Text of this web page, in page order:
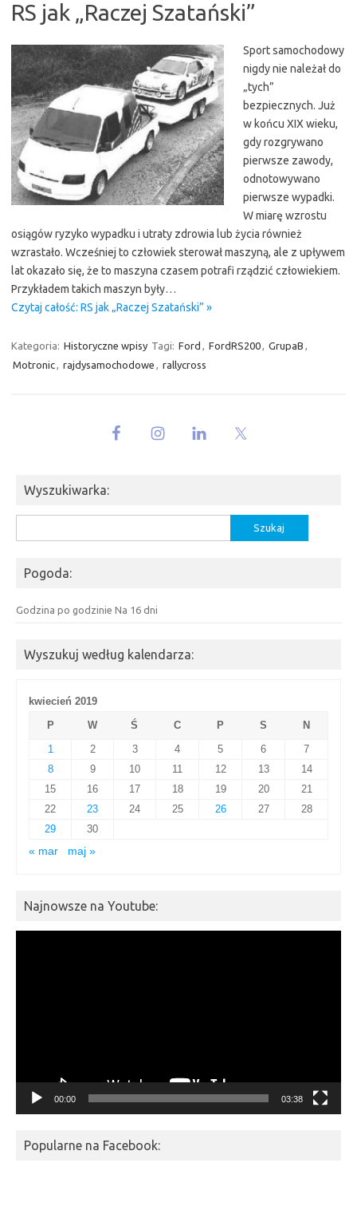
RS jak „Raczej Szatański”
Sport samochodowy
nigdy nie należał do
„tych”
bezpiecznych. Już
w końcu XIX wieku,
gdy rozgrywano
pierwsze zawody,
odnotowywano
pierwsze wypadki.
W miarę wzrostu
osiągów ryzyko wypadku i utraty zdrowia lub życia również
wzrastało. Wcześniej to człowiek sterował maszyną, ale z upływem
lat okazało się, że to maszyna czasem potrafi rządzić człowiekiem.
Przykładem takich maszyn były…
Czytaj całość: RS jak „Raczej Szatański” »
Kategoria: Historyczne wpisy Tagi: Ford , FordRS200, GrupaB ,
Motronic, rajdysamochodowe , rallycross
Wyszukiwarka:
Pogoda:
Godzina po godzinie Na 16 dni
Wyszukuj według kalendarza:
kwiecień 2019
P
W Ś C P S
N
1
2 3 4 5 6
7
8
9 10 11 12 13
14
15
16 17 18 19 20
21
22
23 24 25 26 27
28
29
30
« mar
maj »
Najnowsze na Youtube:
00:00 03:38
Popularne na Facebook: